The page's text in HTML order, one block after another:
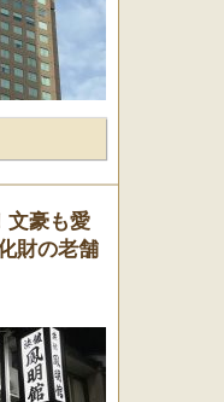
文豪も愛
財の老舗